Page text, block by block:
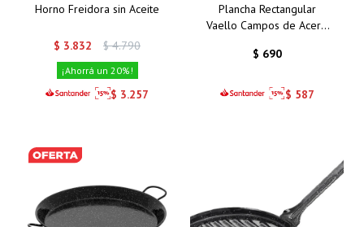
Horno Freidora sin Aceite
$ 3.832 $ 4.790
20
$ 3.257
Plancha Rectangular
Vaello Campos de Acero
Cocina Uniforme y
$ 690
$ 587